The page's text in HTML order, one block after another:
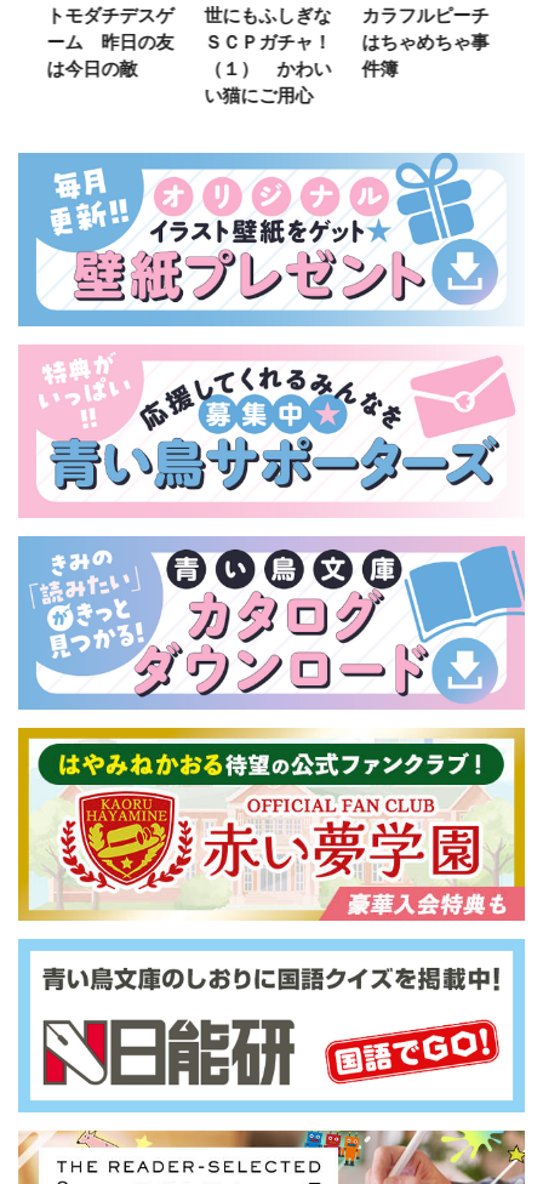
トモダチデスゲ
ーム 昨日の友
は今日の敵
世にもふしぎな
ＳＣＰガチャ！
（１） かわい
い猫にご用心
カラフルピーチ
はちゃめちゃ事
件簿